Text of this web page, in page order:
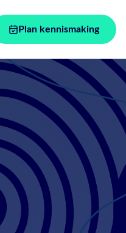
Plan kennismaking